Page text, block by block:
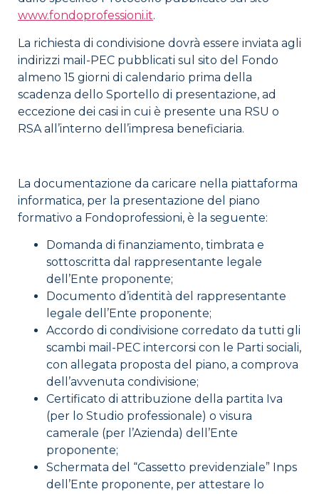
www.fondoprofessioni.it.
La richiesta di condivisione dovrà essere inviata agli
indirizzi mail-PEC pubblicati sul sito del Fondo
almeno 15 giorni di calendario prima della
scadenza dello Sportello di presentazione, ad
eccezione dei casi in cui è presente una RSU o
RSA all’interno dell’impresa beneficiaria.
La documentazione da caricare nella piattaforma
informatica, per la presentazione del piano
formativo a Fondoprofessioni, è la seguente:
Domanda di finanziamento, timbrata e
sottoscritta dal rappresentante legale
dell’Ente proponente;
Documento d’identità del rappresentante
legale dell’Ente proponente;
Accordo di condivisione corredato da tutti gli
scambi mail-PEC intercorsi con le Parti sociali,
con allegata proposta del piano, a comprova
dell’avvenuta condivisione;
Certificato di attribuzione della partita Iva
(per lo Studio professionale) o visura
camerale (per l’Azienda) dell’Ente
proponente;
Schermata del “Cassetto previdenziale” Inps
dell’Ente proponente, per attestare lo